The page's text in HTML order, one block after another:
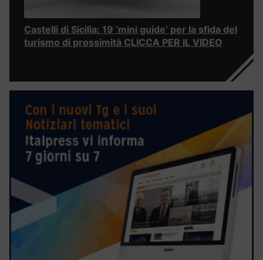
Castelli di Sicilia: 19 ‘mini guide’ per la sfida del
turismo di prossimità CLICCA PER IL VIDEO